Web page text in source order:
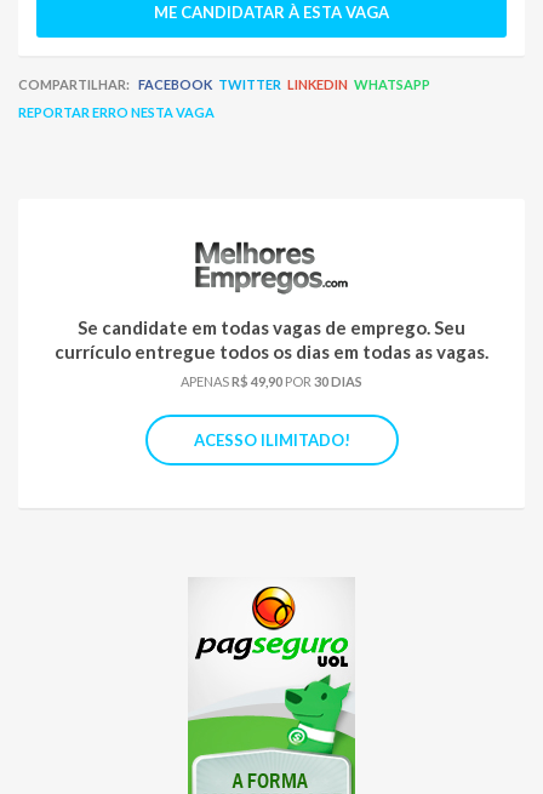
ME CANDIDATAR À ESTA VAGA
COMPARTILHAR: FACEBOOK TWITTER LINKEDIN WHATSAPP
REPORTAR ERRO NESTA VAGA
Se candidate em todas vagas de emprego. Seu
currículo entregue todos os dias em todas as vagas.
APENASR$ 49,90 POR 30 DIAS
ACESSO ILIMITADO!